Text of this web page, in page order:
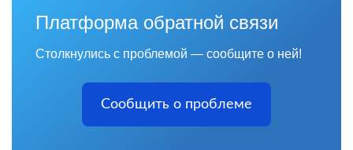
Платформа обратной связи
Столкнулись с проблемой — сообщите о ней!
Сообщить о проблеме